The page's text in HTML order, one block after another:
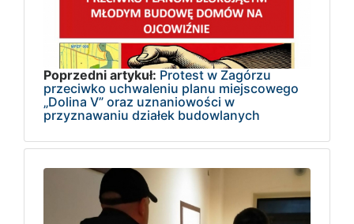
Poprzedni artykuł: Protest w Zagórzu
przeciwko uchwaleniu planu miejscowego
„Dolina V” oraz uznaniowości w
przyznawaniu działek budowlanych